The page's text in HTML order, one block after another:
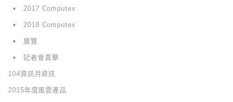
2017 Computex
2018 Computex
展覽
記者會直擊
104資訊月資訊
2015年度風雲產品